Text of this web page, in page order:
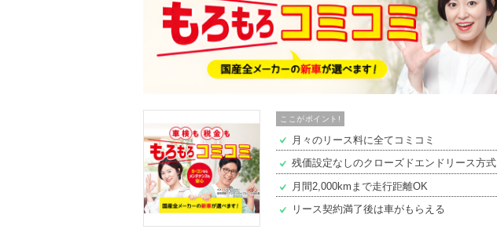
ここがポイント!
月々のリース料に全てコミコミ
残価設定なしのクローズドエンドリース方式
月間2,000kmまで走行距離OK
リース契約満了後は車がもらえる